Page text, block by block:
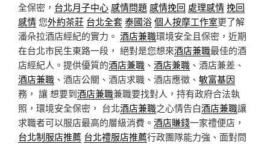
全保密， 台北月子中心 感情問題 感情挽回 處理感情挽回
感情您外約茶莊 台北全套泰國浴個人按摩工作室更了解
潘朵拉酒店經紀的實力。 酒店兼職環境安全且保密，近期
在台北市民生東路一段， 絕對是您想來酒店兼職最佳的酒
店經紀人。提供優質的酒店兼職 、 酒店兼職 、酒店兼差、
酒店兼職 、酒店公關、酒店求職、酒店應徵、 敏富基因
務， 讓 想要到酒店兼職兼職要找對人，持有政府合法執
照，環境安全保密， 台北酒店兼職之心情告白酒店兼職讓
求職者可以服店最高的層級消費。 酒店賺錢一家禮便店，
台北制服店推薦 台北禮服店推薦行政團隊能力強、面對問